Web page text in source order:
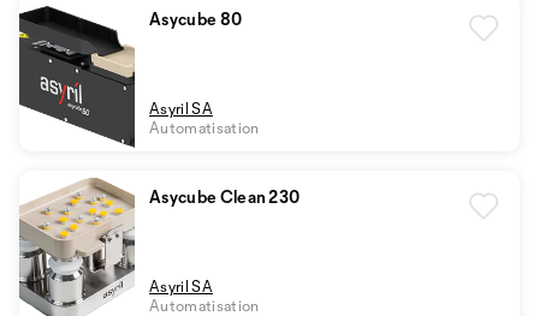
Asycube 80
Asyril SA
Automatisation
Asycube Clean 230
Asyril SA
Automatisation